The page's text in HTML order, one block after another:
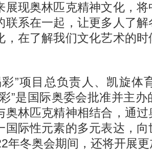
展现奥林匹克精神文化，
联系在一起，让更多人了
，在了解我们文化艺术的
项目总负责人、凯旋体
”是国际奥委会批准并主
奥林匹克精神相结合，通
国际性元素的多元表达，
年冬奥会期间，还将开展